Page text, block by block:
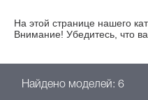
На этой странице нашего
Внимание! Убедитесь, что
Найдено моделей: 6